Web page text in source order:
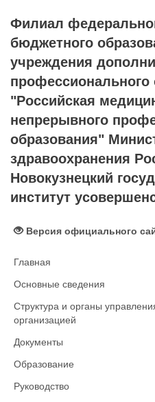
Филиал
бюджетного
учреждения
профессионального
"Российская
непрерывного
образования"
здравоохранения
Новокузнецкий
институт
Версия официального
Главная
Основные сведения
Структура и органы
организацией
Документы
Образование
Руководство